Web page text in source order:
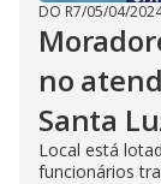
DO R7/05/04/
no
Santa
Local está
funcionários